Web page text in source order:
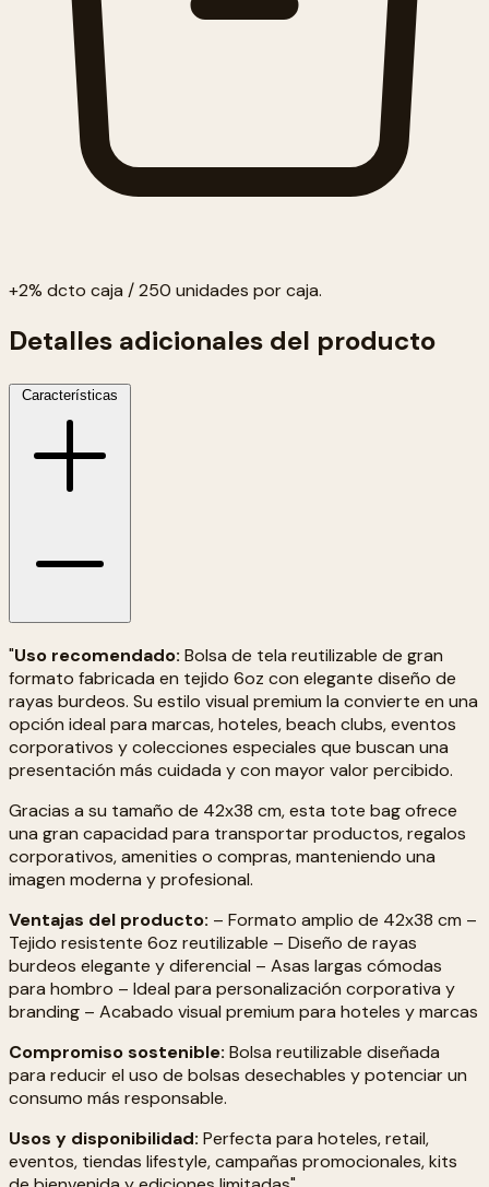
+2% dcto caja / 250 unidades por caja.
Detalles adicionales del producto
Características
"Uso recomendado: Bolsa de tela reutilizable de gran
formato fabricada en tejido 6oz con elegante diseño de
rayas burdeos. Su estilo visual premium la convierte en una
opción ideal para marcas, hoteles, beach clubs, eventos
corporativos y colecciones especiales que buscan una
presentación más cuidada y con mayor valor percibido.
Gracias a su tamaño de 42x38 cm, esta tote bag ofrece
una gran capacidad para transportar productos, regalos
corporativos, amenities o compras, manteniendo una
imagen moderna y profesional.
Ventajas del producto: – Formato amplio de 42x38 cm –
Tejido resistente 6oz reutilizable – Diseño de rayas
burdeos elegante y diferencial – Asas largas cómodas
para hombro – Ideal para personalización corporativa y
branding – Acabado visual premium para hoteles y marcas
Compromiso sostenible: Bolsa reutilizable diseñada
para reducir el uso de bolsas desechables y potenciar un
consumo más responsable.
Usos y disponibilidad: Perfecta para hoteles, retail,
eventos, tiendas lifestyle, campañas promocionales, kits